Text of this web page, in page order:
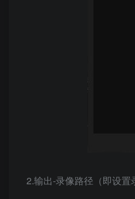
2.输出-录像路径（即设置